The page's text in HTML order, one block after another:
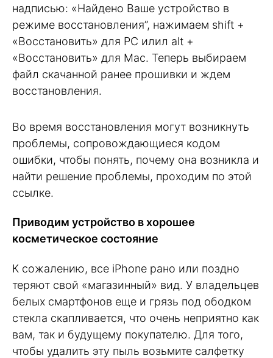
надписью: «Найдено Ваше устройство в
режиме восстановления”, нажимаем shift +
«Восстановить» для PC илил alt +
«Восстановить» для Mac. Теперь выбираем
файл скачанной ранее прошивки и ждем
восстановления.
Во время восстановления могут возникнуть
проблемы, сопровождающиеся кодом
ошибки, чтобы понять, почему она возникла и
найти решение проблемы, проходим по этой
ссылке.
Приводим устройство в хорошее
косметическое состояние
К сожалению, все iPhone рано или поздно
теряют свой «магазинный» вид. У владельцев
белых смартфонов еще и грязь под ободком
стекла скапливается, что очень неприятно как
вам, так и будущему покупателю. Для того,
чтобы удалить эту пыль возьмите салфетку